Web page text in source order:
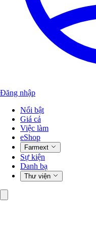
Đăng nhập
Nổi bật
Giá cả
Việc làm
eShop
Farmext
Sự kiện
Danh bạ
Thư viện